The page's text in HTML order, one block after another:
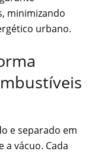
minimizando
urbano.
e separado em
vácuo. Cada